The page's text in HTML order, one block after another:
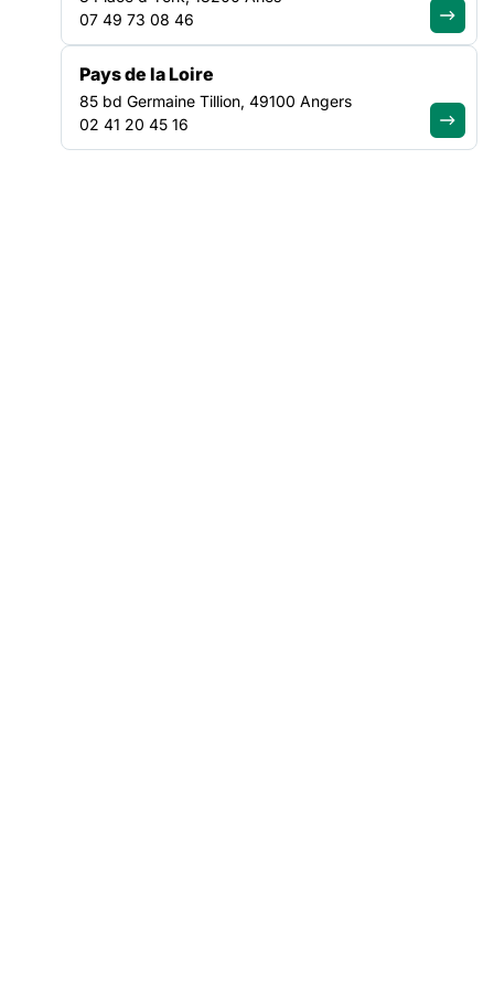
commun tel que définies sur le site du ministère des
solidarités et de la santé (https://solidarites-
sante.gouv.fr/grands-dossiers/vaccin-covid-19/publics-
prioritaires-vaccin-covid-19
Ressources :
07 49 73 08 46
Pays de la Loire
85 bd Germaine Tillion, 49100 Angers
02 41 20 45 16